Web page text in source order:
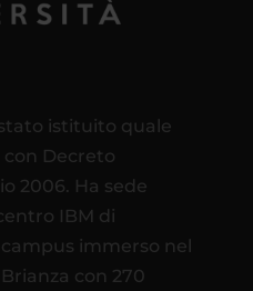
istituito quale
Decreto
2006. Ha sede
IBM di
campus immerso nel
con 270